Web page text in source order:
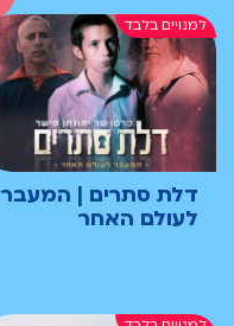
דלת סתרים | המעבר
לעולם האחר